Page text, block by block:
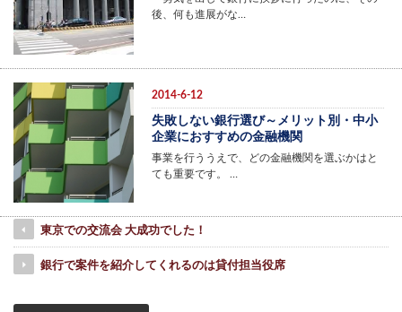
後、何も進展がな…
2014-6-12
失敗しない銀行選び～メリット別・中小
企業におすすめの金融機関
事業を行ううえで、どの金融機関を選ぶかはと
ても重要です。 …
東京での交流会 大成功でした！
銀行で案件を紹介してくれるのは貸付担当役席